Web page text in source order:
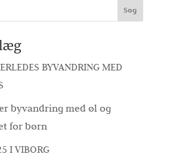
BYVANDRING MED
byvandring med øl og
for børn
I VIBORG